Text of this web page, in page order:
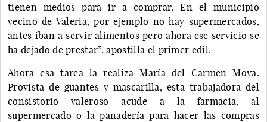
tienen medios para ir a comprar. En el municipio
vecino de Valeria, por ejemplo no hay supermercados,
antes iban a servir alimentos pero ahora ese servicio se
ha dejado de prestar”, apostilla el primer edil.
Ahora esa tarea la realiza María del Carmen Moya.
Provista de guantes y mascarilla, esta trabajadora del
consistorio valeroso acude a la farmacia, al
supermercado o la panadería para hacer las compras